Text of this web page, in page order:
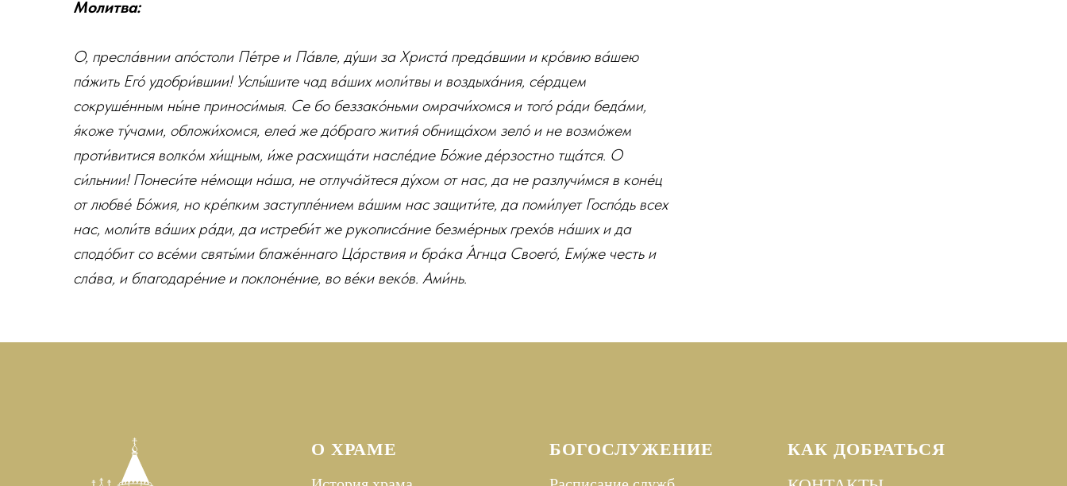
Молитва:
О, пресла́внии апо́столи Пе́тре и Па́вле, ду́ши за Христа́ преда́вшии и кро́вию ва́шею
па́жить Его́ удобри́вшии! Услы́шите чад ва́ших моли́твы и воздыха́ния, се́рдцем
сокруше́нным ны́не приноси́мыя. Се бо беззако́ньми омрачи́хомся и того́ ра́ди беда́ми,
я́коже ту́чами, обложи́хомся, елеа́ же до́браго жития́ обнища́хом зело́ и не возмо́жем
проти́витися волко́м хи́щным, и́же расхища́ти насле́дие Бо́жие де́рзостно тща́тся. О
си́льнии! Понеси́те не́мощи на́ша, не отлуча́йтеся ду́хом от нас, да не разлучи́мся в коне́ц
от любве́ Бо́жия, но кре́пким заступле́нием ва́шим нас защити́те, да поми́лует Госпо́дь всех
нас, моли́тв ва́ших ра́ди, да истреби́т же рукописа́ние безме́рных грехо́в на́ших и да
сподо́бит со все́ми святы́ми блаже́ннаго Ца́рствия и бра́ка А́гнца Своего́, Ему́же честь и
сла́ва, и благодаре́ние и поклоне́ние, во ве́ки веко́в. Ами́нь.
О ХРАМЕ БОГОСЛУЖЕНИЕ
КАК ДОБРАТЬСЯ